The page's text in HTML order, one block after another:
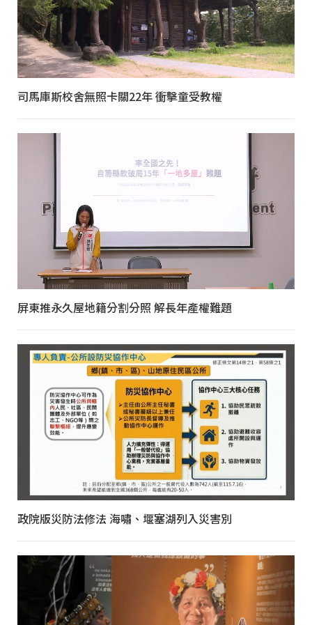
司馬庫斯校舍無照卡關22年 衝擊童受教權
屏東推永久屋地籍分割分照 解長年產權難題
政院版災防法修法 海嘯、堰塞湖列入災害別